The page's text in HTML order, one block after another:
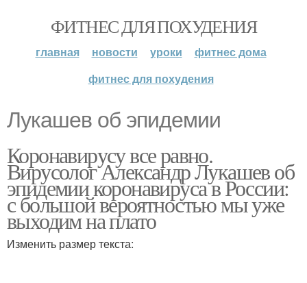
ФИТНЕС ДЛЯ ПОХУДЕНИЯ
главная новости уроки
фитнес дома
фитнес для похудения
Лукашев об эпидемии
Коронавирусу все равно.
Вирусолог Александр Лукашев об
эпидемии коронавируса в России:
с большой вероятностью мы уже
выходим на плато
Изменить размер текста: